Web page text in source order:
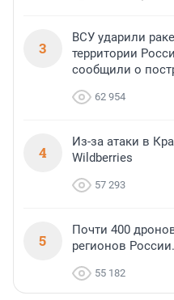
3
ВСУ ударили
территории
сообщили о
62 954
4
Из-за атаки в
Wildberries
57 293
5
Почти 400
регионов
55 182